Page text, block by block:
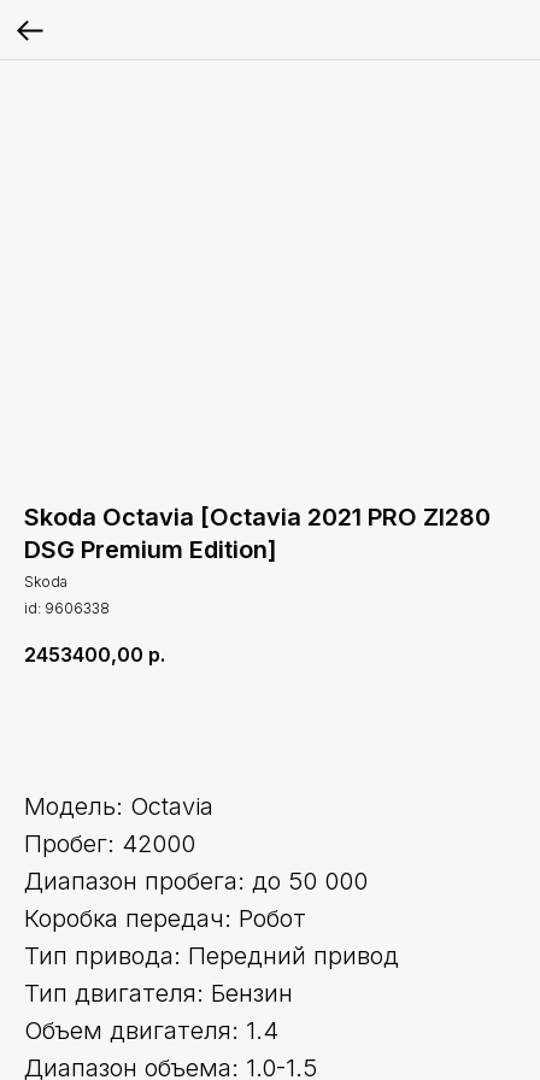
Skoda Octavia [Octavia 2021 PRO ZI280
DSG Premium Edition]
Skoda
id: 9606338
2453400,00 р.
Модель: Octavia
Пробег: 42000
Диапазон пробега: до 50 000
Коробка передач: Робот
Тип привода: Передний привод
Тип двигателя: Бензин
Объем двигателя: 1.4
Диапазон объема: 1.0-1.5